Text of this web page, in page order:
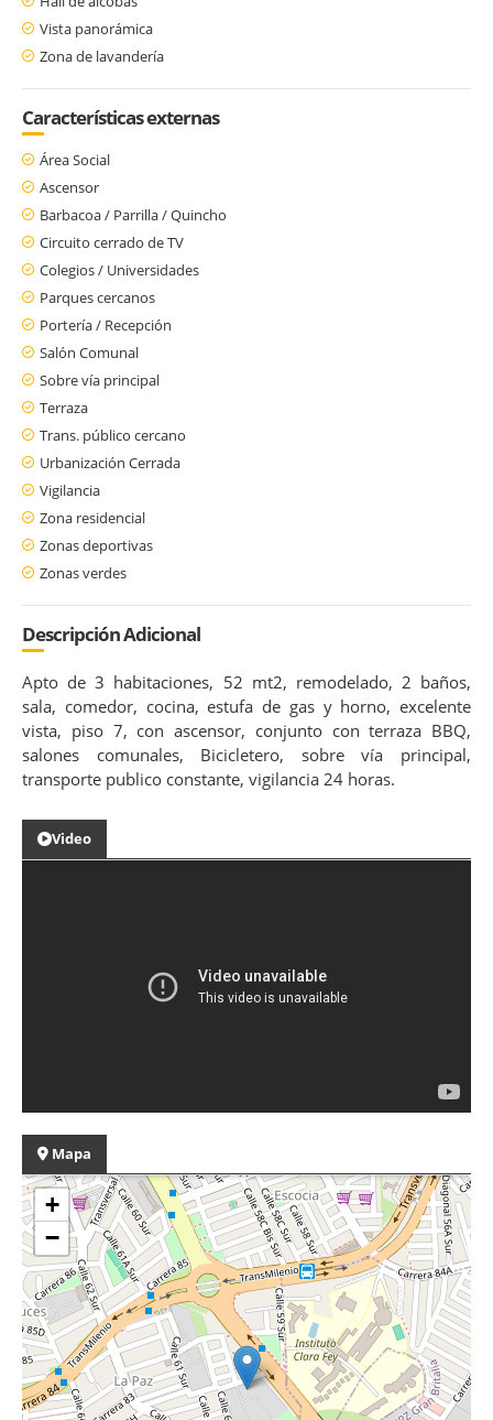
Vista panorámica
Zona de lavandería
Características externas
Área Social
Ascensor
Barbacoa / Parrilla / Quincho
Circuito cerrado de TV
Colegios / Universidades
Parques cercanos
Portería / Recepción
Salón Comunal
Sobre vía principal
Terraza
Trans. público cercano
Urbanización Cerrada
Vigilancia
Zona residencial
Zonas deportivas
Zonas verdes
Descripción Adicional
Apto de 3 habitaciones, 52 mt2, remodelado, 2 baños,
sala, comedor, cocina, estufa de gas y horno, excelente
vista, piso 7, con ascensor, conjunto con terraza BBQ,
salones comunales, Bicicletero, sobre vía principal,
transporte publico constante, vigilancia 24 horas.
Video
Mapa
+
−